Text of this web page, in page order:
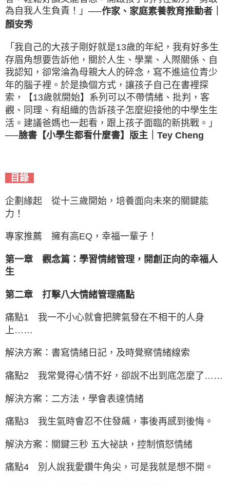
為自我人生負責！」 ──作家、家庭素養教育推動者
顏安秀
「我自己的大孩子剛好就是13歲的年紀，我有好多生
存眉角想要告訴他，關於人生、學業、人際關係、自
我認知，卻常淪為母親大人的碎念，寫不進這位青少
年的腦子裡。於是換個方式，讓孩子自己在書裡探
索，【13歲就開始】系列可以不帶情緒、批判，客
觀、同理、有組織的告訴孩子怎麼迎接他的中學生生
活。建議爸媽也一起看，跟上孩子面臨的新挑戰。」
──臉書【小學生都看什麼書】版主
Tey Cheng
目錄
企劃緣起 從十三歲開始，培養面向未來的關鍵能
力！
專家推薦 擁有高EQ，幸福一輩子！
第一章 觀念篇：學習情緒管理，開創正向的幸福人
生
第二章 打擊八大情緒管理痛點
痛點1 我一不小心就會把脾氣發在不相干的人身
上……
解決方案：書寫情緒日記，及時覺察情緒線索
痛點2 我常覺得心情不好，卻說不出到底怎麼了……
解決方案：二方法，學會表達情緒
痛點3 我生氣時會忍不住發飆，事後再感到後悔。
解決方案：關鍵三秒 五大祕訣，控制憤怒情緒
痛點4 別人說我愛鑽牛角尖，可是我就是想不開。